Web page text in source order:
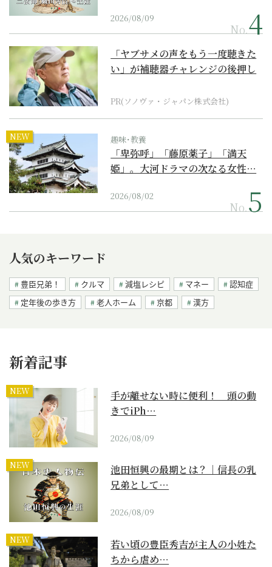
2026/08/09
No.
「ヤブサメの声をもう一度聴きた
い」が補聴器チャレンジの後押し
PR(ソノヴァ・ジャパン株式会社)
NEW 趣味･教養
「卑弥呼」「藤原薬子」「満天
姫」。大河ドラマの次なる女性…
2026/08/02
No.
人気のキーワード
豊臣兄弟！ クルマ 減塩レシピ マネー
認知症
定年後の歩き方
老人ホーム 京都 漢方
新着記事
NEW
手が離せない時に便利！ 頭の動
きでiPh…
2026/08/09
NEW
池田恒興の最期とは？｜信長の乳
兄弟として…
2026/08/09
NEW
若い頃の豊臣秀吉が主人の小姓た
ちから虐め…